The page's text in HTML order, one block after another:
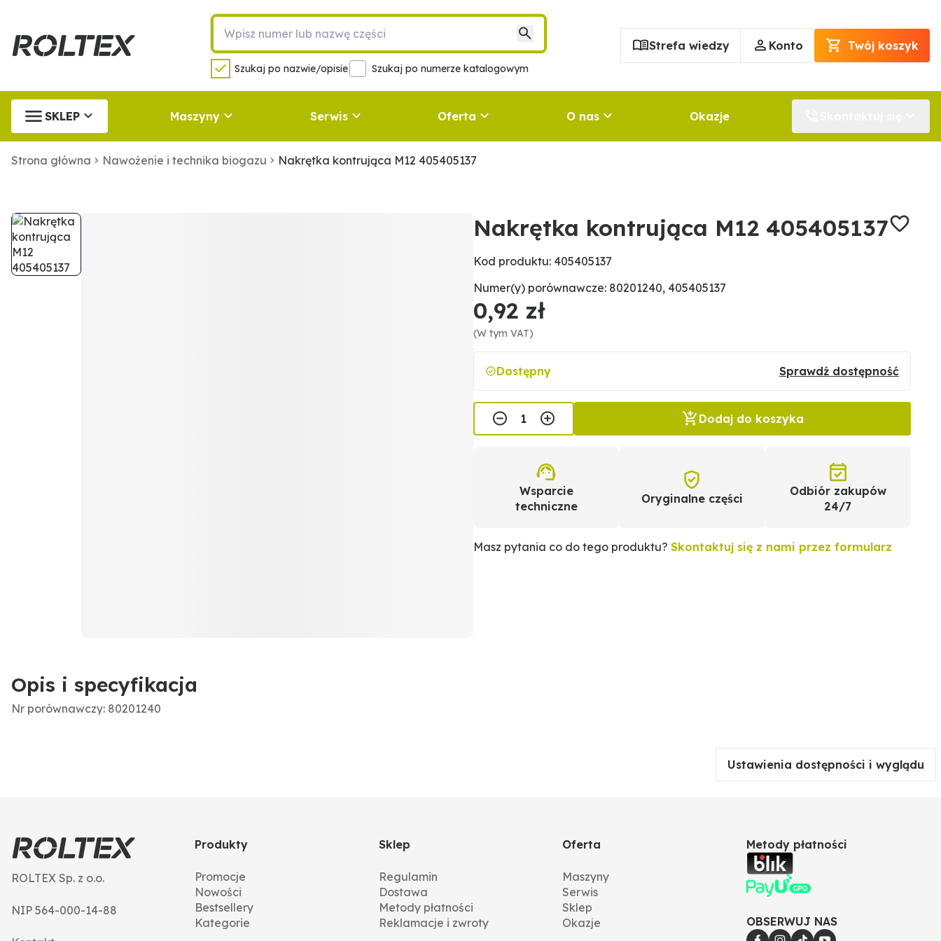
Szukaj po nazwie/opisie Szukaj po numerze katalogowym
Strefa wiedzy Konto Twój koszyk
SKLEP Maszyny Serwis Oferta O nas Okazje
Strona główna Nawożenie i technika biogazu Nakrętka kontrująca M12 405405137
Nakrętka kontrująca M12 405405137
Kod produktu: 405405137
Numer(y) porównawcze: 80201240, 405405137
0,92 zł
(W tym VAT)
Dostępny Sprawdź dostępność
Dodaj do koszyka
Wsparcie
techniczne
Oryginalne części
Odbiór zakupów
24/7
Masz pytania co do tego produktu? Skontaktuj się z nami przez formularz
Opis i specyfikacja
Nr porównawczy: 80201240
Ustawienia dostępności i wyglądu
ROLTEX Sp. z o.o.
NIP 564-000-14-88
Produkty
Promocje
Nowości
Bestsellery
Kategorie
Sklep
Regulamin
Dostawa
Metody płatności
Reklamacje i zwroty
Oferta
Maszyny
Serwis
Sklep
Okazje
Metody płatności
OBSERWUJ NAS